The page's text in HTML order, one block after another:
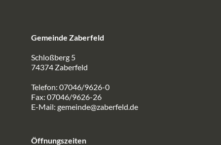
Gemeinde Zaberfeld
Schloßberg 5
74374 Zaberfeld
Telefon: 07046/9626-0
Fax: 07046/9626-26
E-Mail: gemeinde@zaberfeld.de
Öffnungszeiten